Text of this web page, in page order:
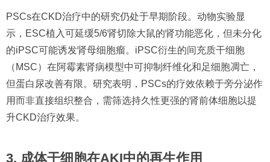
PSCs在CKD治疗中的研究仍处于早期阶段。动物实验显
示，ESC植入可延缓5/6肾切除大鼠的肾功能恶化，但未分化
的iPSC可能诱发肾母细胞瘤。iPSC衍生的间充质干细胞
（MSC）在阿霉素肾病模型中可抑制纤维化和足细胞凋亡，
但蛋白尿改善有限。研究表明，PSCs的疗效依赖于旁分泌作
用而非直接组织整合，需筛选持久性更强的肾前体细胞以提
升CKD治疗效果。
3. 成体干细胞在AKI中的再生作用